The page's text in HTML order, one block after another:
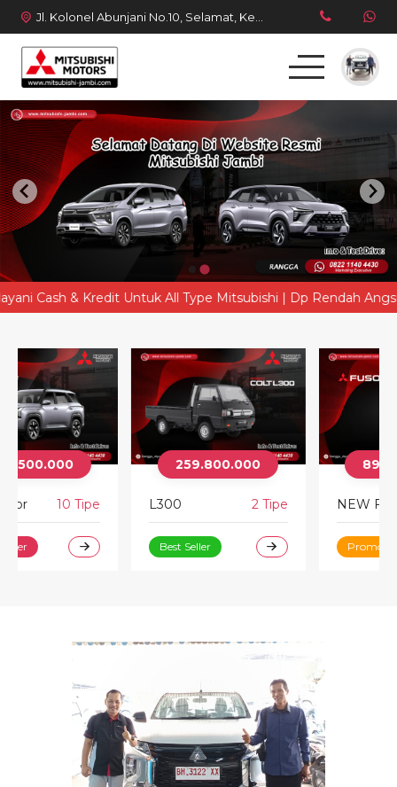
Jl. Kolonel Abunjani No.10, Selamat, Kec. Telanaipura, Kota Jambi, Jambi 36128
Beranda
Produk
Simulasi Kredit
& Kredit Untuk All Type Mitsubishi | Dp Rendah Angsuran
259.800.000
L300 2 Tipe
Best Seller
893.000.000
24 Tipe
Promo